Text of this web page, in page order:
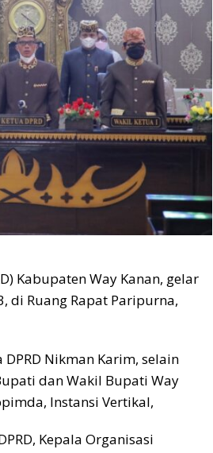
Kabupaten Way Kanan, gelar
di Ruang Rapat Paripurna,
Nikman Karim, selain
dan Wakil Bupati Way
Instansi Vertikal,
Kepala Organisasi